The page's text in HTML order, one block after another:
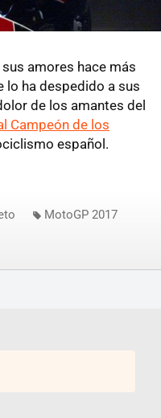
amores hace más
lo ha despedido a sus
de los amantes del
Campeón de los
español.
MotoGP 2017